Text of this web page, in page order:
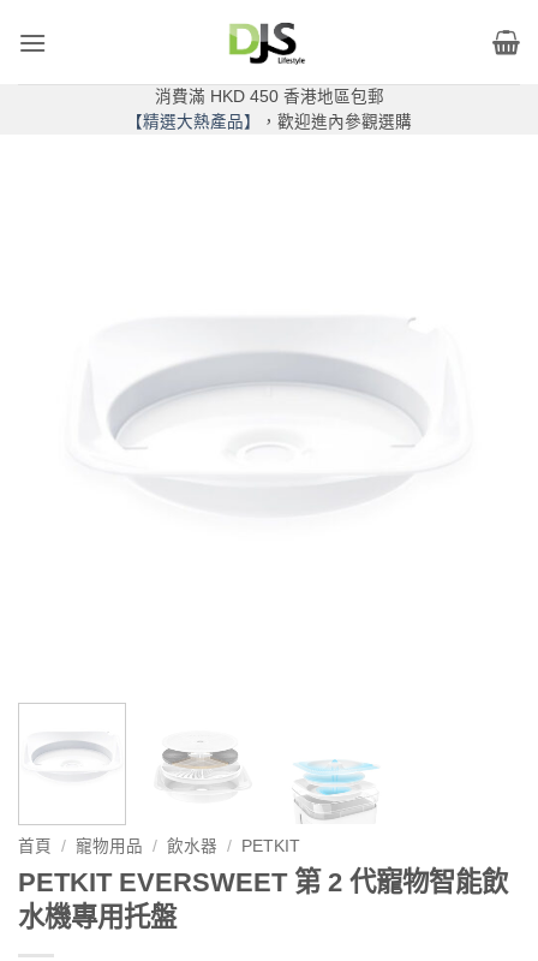
消費滿 HKD 450 香港地區包郵
【精選大熱產品】
，歡迎進內參觀選購
首頁 / 寵物用品 / 飲水器 / PETKIT
PETKIT EVERSWEET 第 2 代寵物智能飲
水機專用托盤